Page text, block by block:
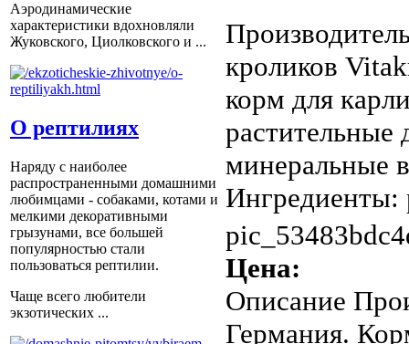
Аэродинамические
характеристики вдохновляли
Жуковского, Циолковского и ...
О рептилиях
Наряду с наиболее
распространенными домашними
любимцами - собаками, котами и
мелкими декоративными
грызунами, все большей
популярностью стали
пользоваться рептилии.
Чаще всего любители
экзотических ...
кроликов
корм для
растительные
минеральные
Ингредиенты:
Цена:
Описание
Германия.